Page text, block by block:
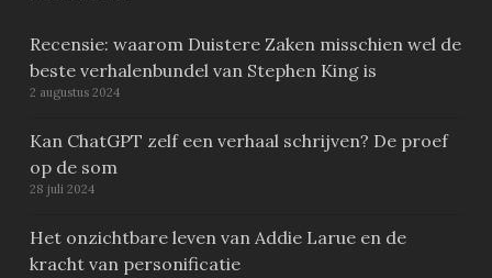
Recensie: waarom Duistere Zaken misschien wel de
beste verhalenbundel van Stephen King is
2 augustus 2024
Kan ChatGPT zelf een verhaal schrijven? De proef
op de som
28 juli 2024
Het onzichtbare leven van Addie Larue en de
kracht van personificatie